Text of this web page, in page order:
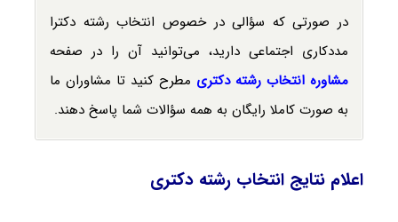
در صورتی که سؤالی در خصوص انتخاب رشته دکترا
مددکاری اجتماعی دارید، می‌توانید آن را در صفحه
مشاوره انتخاب رشته دکتری مطرح کنید تا مشاوران ما
به صورت کاملا رایگان به همه سؤالات شما پاسخ دهند.
اعلام نتایج انتخاب رشته دکتری